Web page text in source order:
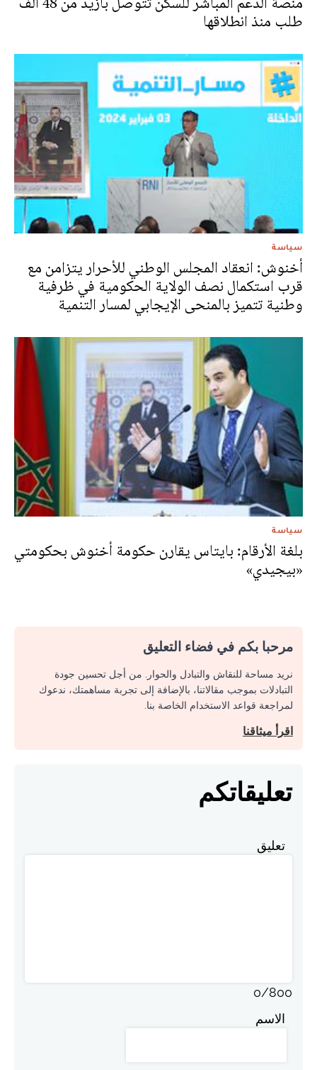
طلب منذ انطلاقها
سياسة
أخنوش: انعقاد المجلس الوطني للأحرار يتزامن مع
قرب استكمال نصف الولاية الحكومية في ظرفية
وطنية تتميز بالمنحى الإيجابي لمسار التنمية
سياسة
بلغة الأرقام: بايتاس يقارن حكومة أخنوش بحكومتي
«بيجيدي»
مرحبا بكم في فضاء التعليق
نريد مساحة للنقاش والتبادل والحوار. من أجل تحسين جودة
التبادلات بموجب مقالاتنا، بالإضافة إلى تجربة مساهمتك، ندعوك
لمراجعة قواعد الاستخدام الخاصة بنا.
اقرأ ميثاقنا
تعليقاتكم
تعليق
0/800
الاسم